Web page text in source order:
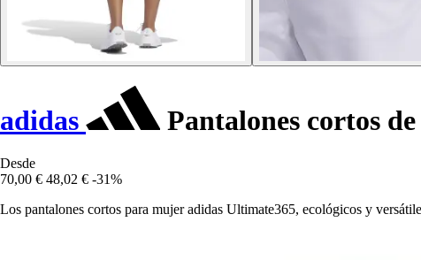
adidas Pantalones cortos
Desde
70,00 € 48,02 € -31%
Los pantalones cortos para mujer adidas Ultimate365, ecológicos y